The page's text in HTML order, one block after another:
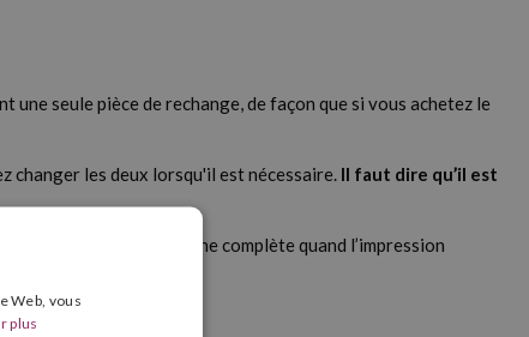
seule pièce de rechange, de façon que si vous achetez le
changer les deux lorsqu'il est nécessaire. Il faut dire qu’il est
remplacer la cartouche complète quand l’impression
d'emballage.
Web, vous
plus